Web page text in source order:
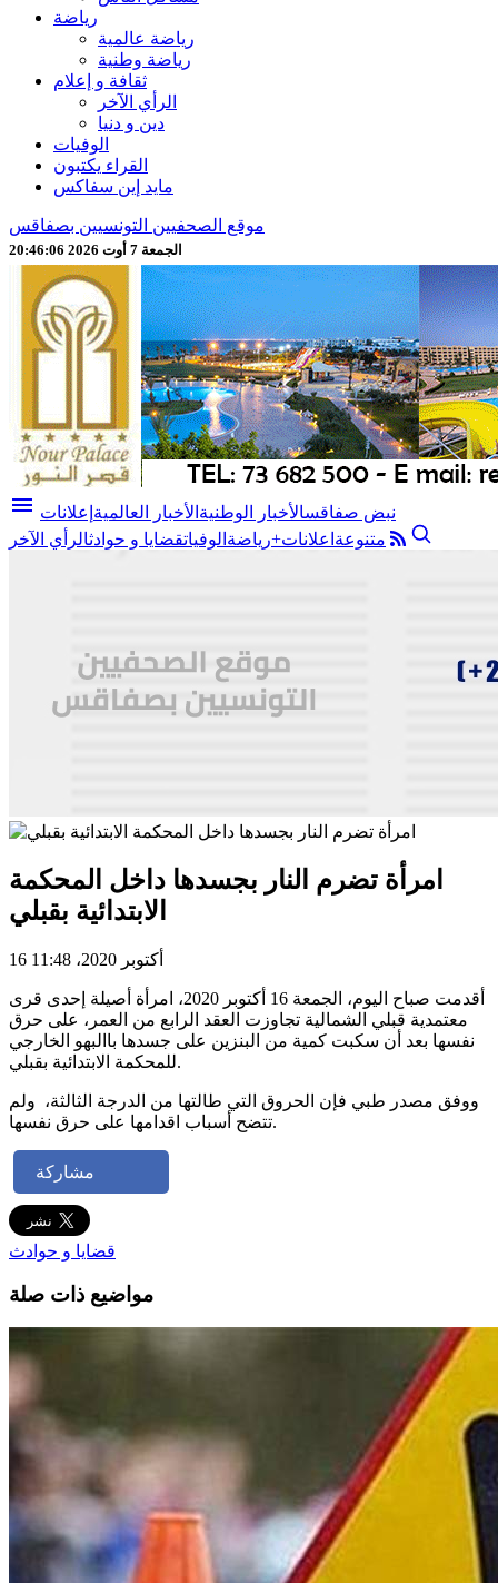
رياضة
رياضة عالمية
رياضة وطنية
ثقافة و إعلام
الرأي الآخر
دين و دنيا
الوفيات
القراء يكتبون
مايد إين سفاكس
موقع الصحفيين التونسيين بصفاقس
الجمعة 7 أوت 2026 20:46:08
menu نبض صفاقسالأخبار الوطنية الأخبار العالمية إعلانات
متنوعة اعلانات+رياضة الوفياتقضايا و حوادثالرأي الآخر
امرأة تضرم النار بجسدها داخل المحكمة
الابتدائية بقبلي
16 أكتوبر 2020، 11:48
أقدمت صباح اليوم، الجمعة 16 أكتوبر 2020، امرأة أصيلة إحدى قرى
معتمدية قبلي الشمالية تجاوزت العقد الرابع من العمر، على حرق
نفسها بعد أن سكبت كمية من البنزين على جسدها باالبهو الخارجي
للمحكمة الابتدائية بقبلي.
ووفق مصدر طبي فإن الحروق التي طالتها من الدرجة الثالثة، ولم
تتضح أسباب اقدامها على حرق نفسها.
مشاركة
قضايا و حوادث
مواضيع ذات صلة